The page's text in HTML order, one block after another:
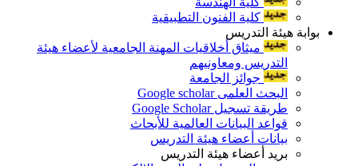
كلية الفنون التطبيقية
بوابة هيئة التدريس
ميثاق أخلاقيات المهنة الجامعية لأعضاء هيئة
التدريس ومعاونيهم
جوائز الجامعة
البحث العلمى Google scholar
طريقة تسجيل Google Scholar
قواعد البيانات العالمية للأبحاث
بيانات أعضاء هيئة التدريس
بريد أعضاء هيئة التدريس